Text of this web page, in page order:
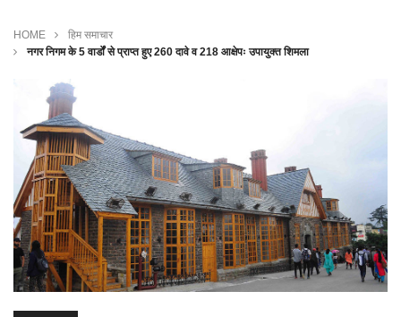
HOME
हिम समाचार
नगर निगम के 5 वार्डों से प्राप्त हुए 260 दावे व 218 आक्षेपः उपायुक्त शिमला